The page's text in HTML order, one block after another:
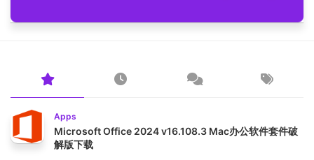
Apps
Microsoft Office 2024 v16.108.3 Mac办公软件套件破
解版下载